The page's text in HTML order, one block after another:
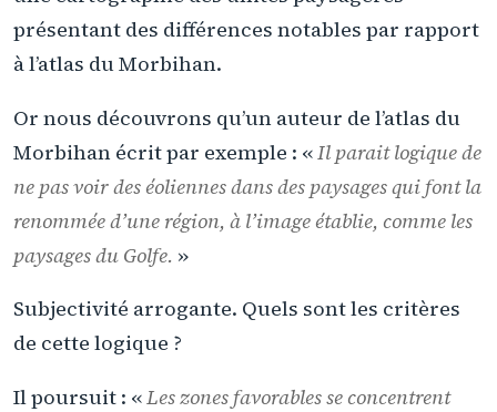
présentant des différences notables par rapport
à l’atlas du Morbihan.
Or nous découvrons qu’un auteur de l’atlas du
Morbihan écrit par exemple : «Il parait logique de
ne pas voir des éoliennes dans des paysages qui font la
renommée d’une région, à l’image établie, comme les
paysages du Golfe. »
Subjectivité arrogante. Quels sont les critères
de cette logique ?
Il poursuit : «Les zones favorables se concentrent